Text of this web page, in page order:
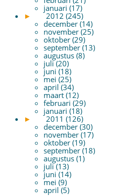
januari (17)
►
2012 (245)
december (14)
november (25)
oktober (29)
september (13)
augustus (8)
juli (20)
juni (18)
mei (25)
april (34)
maart (12)
februari (29)
januari (18)
►
2011 (126)
december (30)
november (17)
oktober (19)
september (18)
augustus (1)
juli (13)
juni (14)
mei (9)
april (5)